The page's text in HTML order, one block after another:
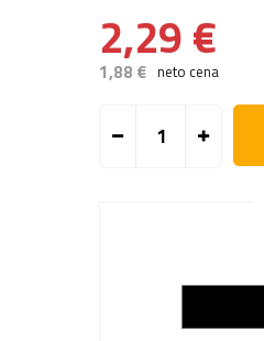
2,29 €
1,88 € neto cena